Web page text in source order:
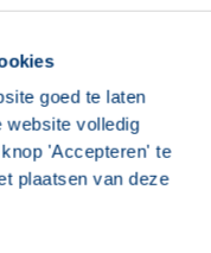
goed te laten
website volledig
'Accepteren' te
plaatsen van deze
voor nieuwbouw